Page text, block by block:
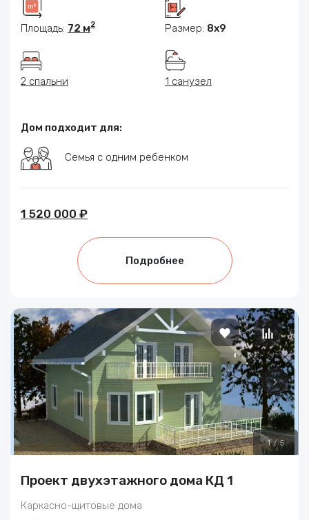
Площадь: 72 м2 Размер: 8x9
2 спальни 1 санузел
Дом подходит для:
Семья с одним ребенком
1 520 000 ₽
Подробнее
1 / 5
Проект двухэтажного дома КД 1
Каркасно-щитовые дома